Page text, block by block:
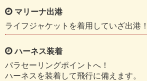
マリーナ出港
ライフジャケットを着用していざ出港！
ハーネス装着
パラセーリングポイントへ！
ハーネスを装着して飛行に備えます。